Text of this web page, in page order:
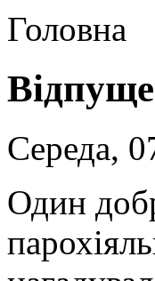
Головна
Середа,
Один